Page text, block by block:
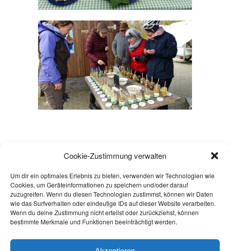
Cookie-Zustimmung verwalten
Um dir ein optimales Erlebnis zu bieten, verwenden wir Technologien wie
Cookies, um Geräteinformationen zu speichern und/oder darauf
zuzugreifen. Wenn du diesen Technologien zustimmst, können wir Daten
wie das Surfverhalten oder eindeutige IDs auf dieser Website verarbeiten.
Wenn du deine Zustimmung nicht erteilst oder zurückziehst, können
bestimmte Merkmale und Funktionen beeinträchtigt werden.
Copyright © 2026
Powered byOxygen Theme.
WIDERRUF ERKLÄREN
AGB